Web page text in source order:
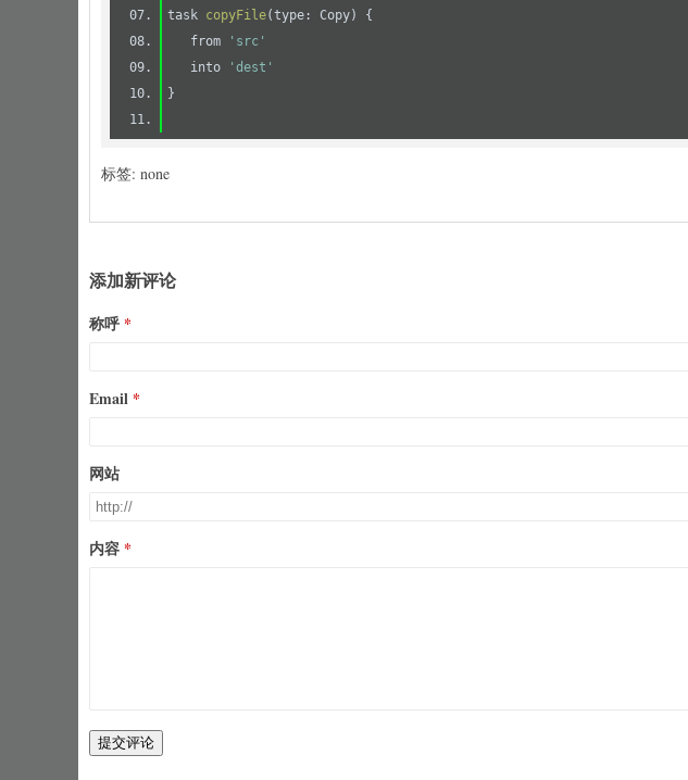
task copyFile(type: Copy)
   from
'src'
   into
'dest'
标签: none
添加新评论
称呼
Email
网站
内容
提交评论